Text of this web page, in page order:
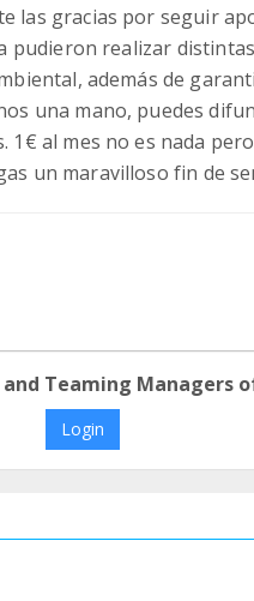
las gracias por seguir
pudieron realizar
además de
una mano, puedes
al mes no es nada
un maravilloso fin de
Teaming Managers
Login